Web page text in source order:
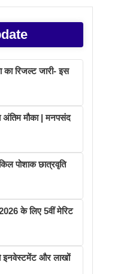
का रिजल्ट जारी- इस
अंतिम मौका | मनपसंद
पोशाक छात्रवृति
2026 के लिए 5वीं मेरिट
इनवेस्टमेंट और लाखों